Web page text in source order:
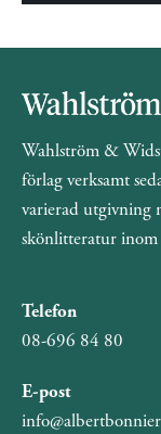
Wahlström &
förlag verksamt
varierad utgivning
skönlitteratur inom
Telefon
08-696 84 80
E-post